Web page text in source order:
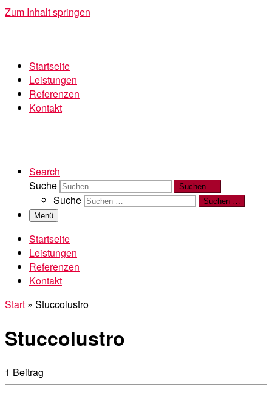
Zum Inhalt springen
Startseite
Leistungen
Referenzen
Kontakt
Search
Suche
Suchen …
Suche
Suchen …
Menü
Startseite
Leistungen
Referenzen
Kontakt
Start » Stuccolustro
Stuccolustro
1 Beitrag